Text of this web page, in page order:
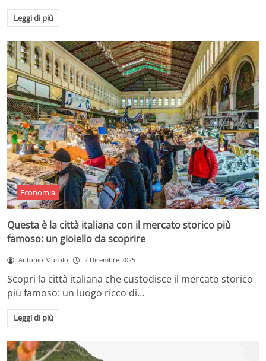
Leggi di più
Economia
Questa è la città italiana con il mercato storico più
famoso: un gioiello da scoprire
Antonio Murolo 2 Dicembre 2025
Scopri la città italiana che custodisce il mercato storico
più famoso: un luogo ricco di…
Leggi di più